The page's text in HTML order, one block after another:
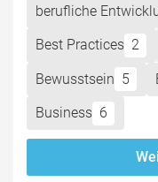
berufliche
Best Practices 2
Bewusstsein 5
Business 6